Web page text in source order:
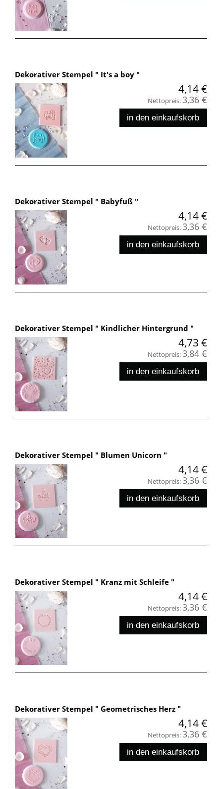
Dekorativer Stempel " It's a boy "
4,14 €
Nettopreis:3,36 €
in den einkaufskorb
Dekorativer Stempel " Babyfuß "
4,14 €
Nettopreis:3,36 €
in den einkaufskorb
Dekorativer Stempel " Kindlicher Hintergrund "
4,73 €
Nettopreis:3,84 €
in den einkaufskorb
Dekorativer Stempel " Blumen Unicorn "
4,14 €
Nettopreis:3,36 €
in den einkaufskorb
Dekorativer Stempel " Kranz mit Schleife "
4,14 €
Nettopreis:3,36 €
in den einkaufskorb
Dekorativer Stempel " Geometrisches Herz "
4,14 €
Nettopreis:3,36 €
in den einkaufskorb